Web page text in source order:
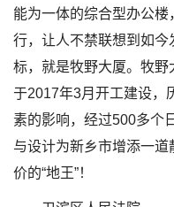
能为一体的综合型办公
行，让人不禁联想到如
标，就是牧野大厦。牧野
于2017年3月开工建设，
素的影响，经过500多个
与设计为新乡市增添一
价的“地王”！